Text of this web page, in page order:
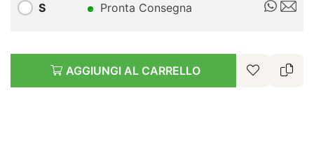
S Pronta Consegna
AGGIUNGI AL CARRELLO